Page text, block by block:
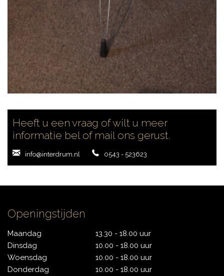
CONTACT
Heeft u een vraag of wilt u meer
informatie bel of mail ons gerust.
info@interdrum.nl 0543 - 523623
Openingstijden
Maandag
Dinsdag
Woensdag
Donderdag
13.30 - 18.00 uur
10.00 - 18.00 uur
10.00 - 18.00 uur
10.00 - 18.00 uur